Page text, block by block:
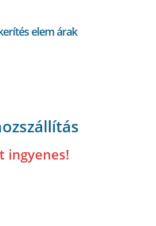
elem árak
ingyenes!